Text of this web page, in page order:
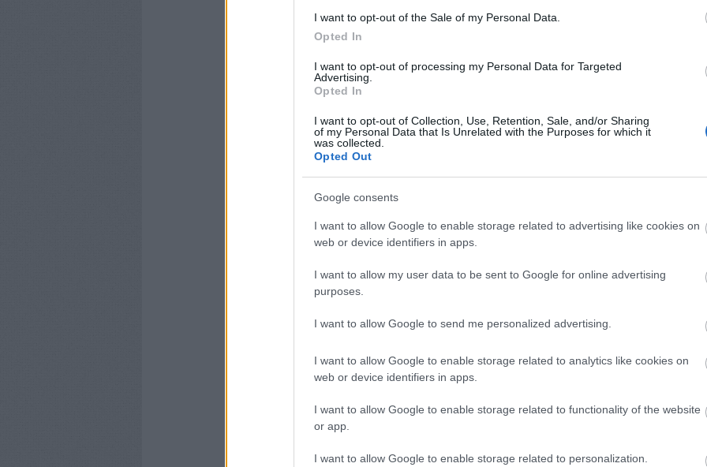
I want to opt-out of the Sale of my Personal Data.
Opted In
I want to opt-out of processing my Personal Data for Targeted
Advertising.
Opted In
I want to opt-out of Collection, Use, Retention, Sale, and/or Sharing
of my Personal Data that Is Unrelated with the Purposes for which it
was collected.
Opted Out
Google consents
I want to allow Google to enable storage related to advertising like cookies on
web or device identifiers in apps.
I want to allow my user data to be sent to Google for online advertising
purposes.
I want to allow Google to send me personalized advertising.
I want to allow Google to enable storage related to analytics like cookies on
web or device identifiers in apps.
I want to allow Google to enable storage related to functionality of the website
or app.
I want to allow Google to enable storage related to personalization.
a jobb
üzleti
célja,
több
Javított
SEO